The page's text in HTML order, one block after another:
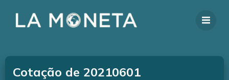
Cotação de 20210601